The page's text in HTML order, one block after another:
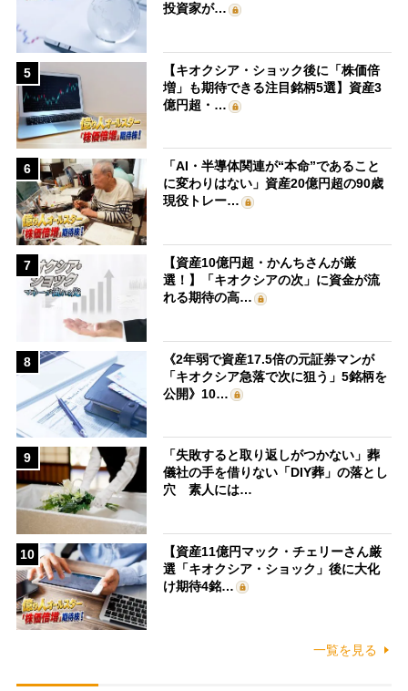
投資家が…
5
【キオクシア・ショック後に「株価倍
増」も期待できる注目銘柄5選】資産3
億円超・…
6
「AI・半導体関連が“本命”であること
に変わりはない」資産20億円超の90歳
現役トレー…
7
【資産10億円超・かんちさんが厳
選！】「キオクシアの次」に資金が流
れる期待の高…
8
《2年弱で資産17.5倍の元証券マンが
「キオクシア急落で次に狙う」5銘柄を
公開》10…
9
「失敗すると取り返しがつかない」葬
儀社の手を借りない「DIY葬」の落とし
穴 素人には…
10
【資産11億円マック・チェリーさん厳
選「キオクシア・ショック」後に大化
け期待4銘…
一覧を見る